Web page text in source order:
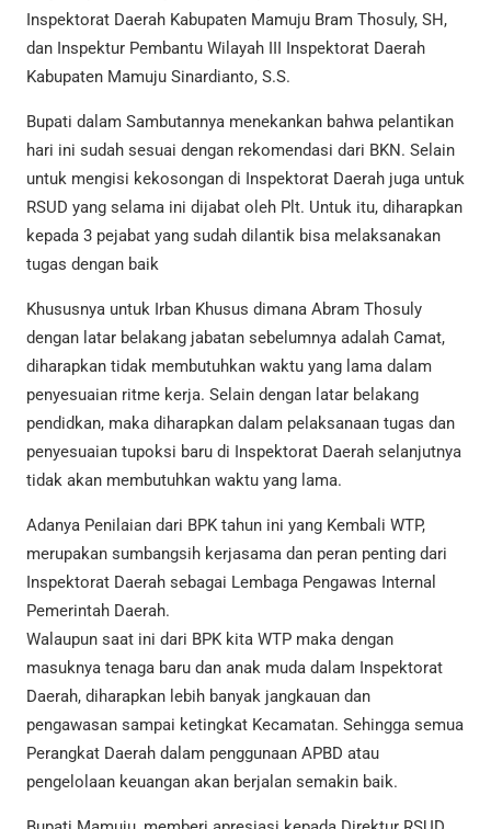
Inspektorat Daerah Kabupaten Mamuju Bram Thosuly, SH,
dan Inspektur Pembantu Wilayah III Inspektorat Daerah
Kabupaten Mamuju Sinardianto, S.S.
Bupati dalam Sambutannya menekankan bahwa pelantikan
hari ini sudah sesuai dengan rekomendasi dari BKN. Selain
untuk mengisi kekosongan di Inspektorat Daerah juga untuk
RSUD yang selama ini dijabat oleh Plt. Untuk itu, diharapkan
kepada 3 pejabat yang sudah dilantik bisa melaksanakan
tugas dengan baik
Khususnya untuk Irban Khusus dimana Abram Thosuly
dengan latar belakang jabatan sebelumnya adalah Camat,
diharapkan tidak membutuhkan waktu yang lama dalam
penyesuaian ritme kerja. Selain dengan latar belakang
pendidkan, maka diharapkan dalam pelaksanaan tugas dan
penyesuaian tupoksi baru di Inspektorat Daerah selanjutnya
tidak akan membutuhkan waktu yang lama.
Adanya Penilaian dari BPK tahun ini yang Kembali WTP,
merupakan sumbangsih kerjasama dan peran penting dari
Inspektorat Daerah sebagai Lembaga Pengawas Internal
Pemerintah Daerah.
Walaupun saat ini dari BPK kita WTP maka dengan
masuknya tenaga baru dan anak muda dalam Inspektorat
Daerah, diharapkan lebih banyak jangkauan dan
pengawasan sampai ketingkat Kecamatan. Sehingga semua
Perangkat Daerah dalam penggunaan APBD atau
pengelolaan keuangan akan berjalan semakin baik.